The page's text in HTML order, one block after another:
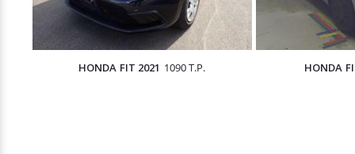
HONDA FIT 2021 1090 Т.Р. HONDA